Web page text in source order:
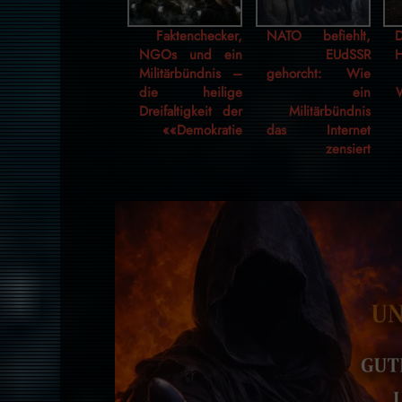
Faktenchecker,
NGOs und ein
Militärbündnis –
die heilige
Dreifaltigkeit der
«Demokratie»
NATO befiehlt,
EUdSSR
gehorcht: Wie
ein
Militärbündnis
das Internet
zensiert